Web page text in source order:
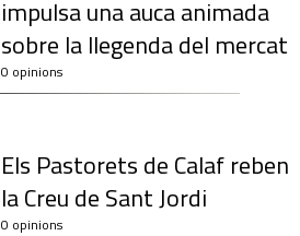
impulsa una auca animada
sobre la llegenda del mercat
0 opinions
Els Pastorets de Calaf reben
la Creu de Sant Jordi
0 opinions